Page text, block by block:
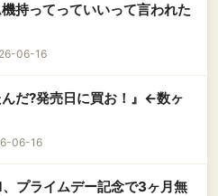
持ってっていいって言われた
06-16
んだ?発売日に買お！』←数ヶ
06-16
プライムデー記念で3ヶ月無